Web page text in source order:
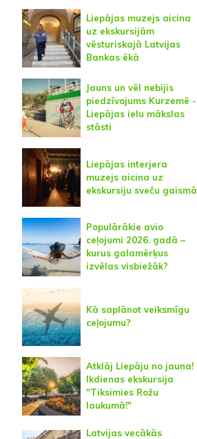
Liepājas muzejs aicina
uz ekskursijām
vēsturiskajā Latvijas
Bankas ēkā
Jauns un vēl nebijis
piedzīvojums Kurzemē -
Liepājas ielu mākslas
stāsti
Liepājas interjera
muzejs aicina uz
ekskursiju sveču gaismā
Populārākie avio
ceļojumi 2026. gadā –
kurus galamērķus
izvēlas visbiežāk?
Kā saplānot veiksmīgu
ceļojumu?
Atklāj Liepāju no jauna!
Ikdienas ekskursija
"Tiksimies Rožu
laukumā!"
Latvijas vecākās